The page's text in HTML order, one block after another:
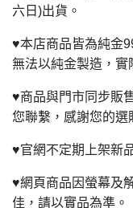
六日)出貨。
♥本店商品皆為純金
無法以純金製造，實
♥商品與門市同步販
您聯繫，感謝您的選
♥官網不定期上架新
♥網頁商品因螢幕及
佳，請以實品為準。